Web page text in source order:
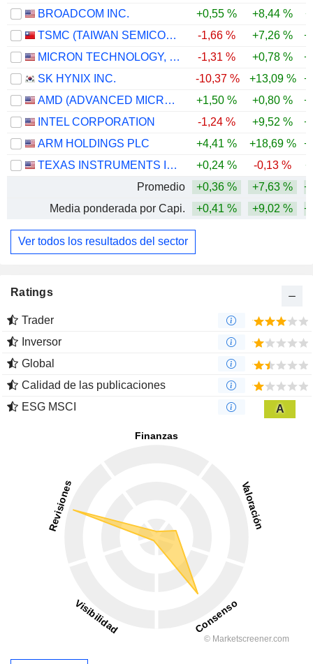
12,33 %
7.489.645
12,33 %
22 M $
BROADCOM INC.
+0,55 % +8,44 %
TSMC (TAIWAN SEMICONDUCTOR MANUFACTURING COMPANY)
-1,66 % +7,26 %
MICRON TECHNOLOGY, INC.
-1,31 % +0,78 %
SK HYNIX INC.
-10,37 % +13,09 %
AMD (ADVANCED MICRO DEVICES)
+1,50 % +0,80 %
INTEL CORPORATION
-1,24 % +9,52 %
ARM HOLDINGS PLC
+4,41 % +18,69 %
TEXAS INSTRUMENTS INCORPORATED
+0,24 % -0,13 %
Promedio
+0,36 % +7,63 %
Media ponderada por Capi.
+0,41 % +9,02 %
Ver todos los resultados del sector
Ratings
Trader
Inversor
Global
Calidad de las publicaciones
ESG MSCI
A